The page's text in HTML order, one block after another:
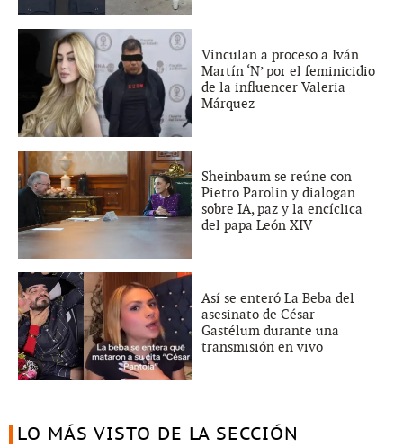
Vinculan a proceso a Iván
Martín ‘N’ por el feminicidio
de la influencer Valeria
Márquez
Sheinbaum se reúne con
Pietro Parolin y dialogan
sobre IA, paz y la encíclica
del papa León XIV
Así se enteró La Beba del
asesinato de César
Gastélum durante una
transmisión en vivo
LO MÁS VISTO DE LA SECCIÓN